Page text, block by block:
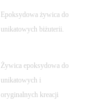
Epoksydowa żywica do
unikatowych biżuterii.
Żywica epoksydowa do
unikatowych i
oryginalnych kreacji